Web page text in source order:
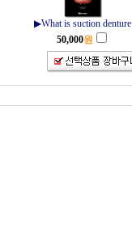
▶What is suction denture
50,000원